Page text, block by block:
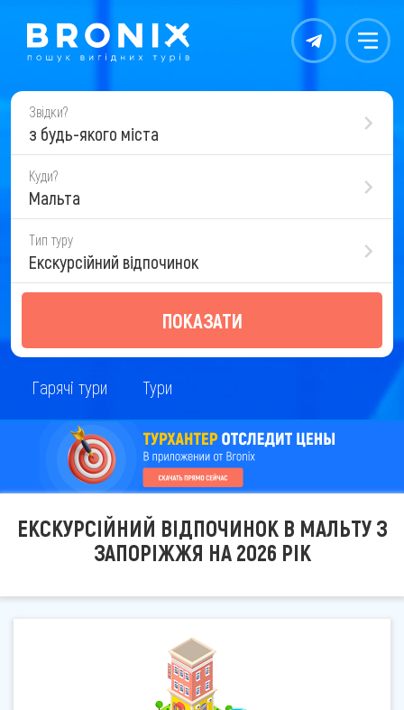
Контакты Меню
Звідки?
з будь-якого міста
Куди?
Мальта
Тип туру
Екскурсійний відпочинок
ПОКАЗАТИ
Гарячі тури Тури
ЕКСКУРСІЙНИЙ ВІДПОЧИНОК В МАЛЬТУ З
ЗАПОРІЖЖЯ НА 2026 РІК